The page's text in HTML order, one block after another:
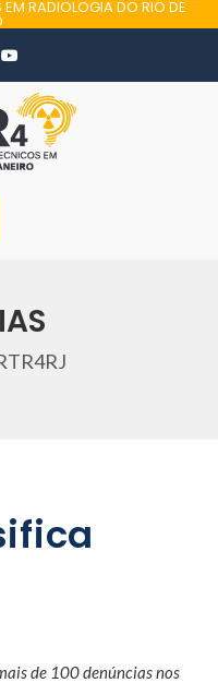
RADIOLOGIA DO RIO DE
de 100 denúncias nos